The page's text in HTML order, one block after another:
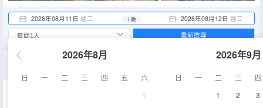
2026年08月11日 週二 2026年08月12日 週三
1 晚
2026年8月
日 一 二 三 四 五
六
1
2026年9月
日 一 二 三
四
1
2 3
重新搜尋
空調